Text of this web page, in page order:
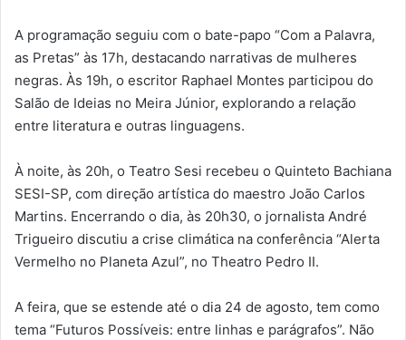
A programação seguiu com o bate-papo “Com a Palavra,
as Pretas” às 17h, destacando narrativas de mulheres
negras. Às 19h, o escritor Raphael Montes participou do
Salão de Ideias no Meira Júnior, explorando a relação
entre literatura e outras linguagens.
À noite, às 20h, o Teatro Sesi recebeu o Quinteto Bachiana
SESI-SP, com direção artística do maestro João Carlos
Martins. Encerrando o dia, às 20h30, o jornalista André
Trigueiro discutiu a crise climática na conferência “Alerta
Vermelho no Planeta Azul”, no Theatro Pedro II.
A feira, que se estende até o dia 24 de agosto, tem como
tema “Futuros Possíveis: entre linhas e parágrafos”. Não